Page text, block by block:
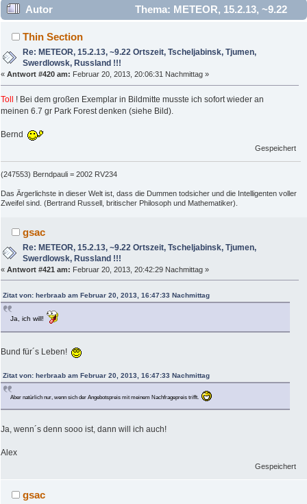
Autor
Thema: METEOR, 15.2.13, ~9.22
Ortszeit, Tscheljabinsk, Tjumen, Swerdlowsk, Russland !!!
(Gelesen 844872 mal)
Thin Section
Re: METEOR, 15.2.13, ~9.22 Ortszeit, Tscheljabinsk, Tjumen,
Swerdlowsk, Russland !!!
« Antwort #420 am: Februar 20, 2013, 20:06:31 Nachmittag »
Toll
! Bei dem großen Exemplar in Bildmitte musste ich sofort wieder an
meinen 6.7 gr Park Forest denken (siehe Bild).
Bernd
Gespeichert
(247553) Berndpauli = 2002 RV234
Das Ärgerlichste in dieser Welt ist, dass die Dummen todsicher und die Intelligenten voller
Zweifel sind. (Bertrand Russell, britischer Philosoph und Mathematiker).
gsac
Re: METEOR, 15.2.13, ~9.22 Ortszeit, Tscheljabinsk, Tjumen,
Swerdlowsk, Russland !!!
« Antwort #421 am: Februar 20, 2013, 20:42:29 Nachmittag »
Zitat von: herbraab am Februar 20, 2013, 16:47:33 Nachmittag
Ja, ich will!
Bund für´s Leben!
Zitat von: herbraab am Februar 20, 2013, 16:47:33 Nachmittag
Aber natürlich nur, wenn sich der Angebotspreis mit meinem Nachfragepreis trifft.
Ja, wenn´s denn sooo ist, dann will ich auch!
Alex
Gespeichert
gsac